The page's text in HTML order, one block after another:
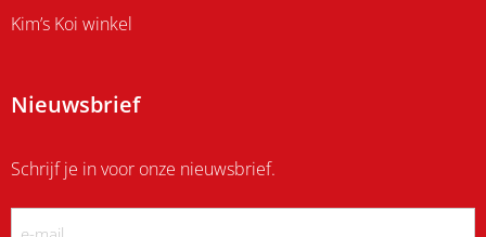
Kim’s Koi winkel
Nieuwsbrief
Schrijf je in voor onze nieuwsbrief.